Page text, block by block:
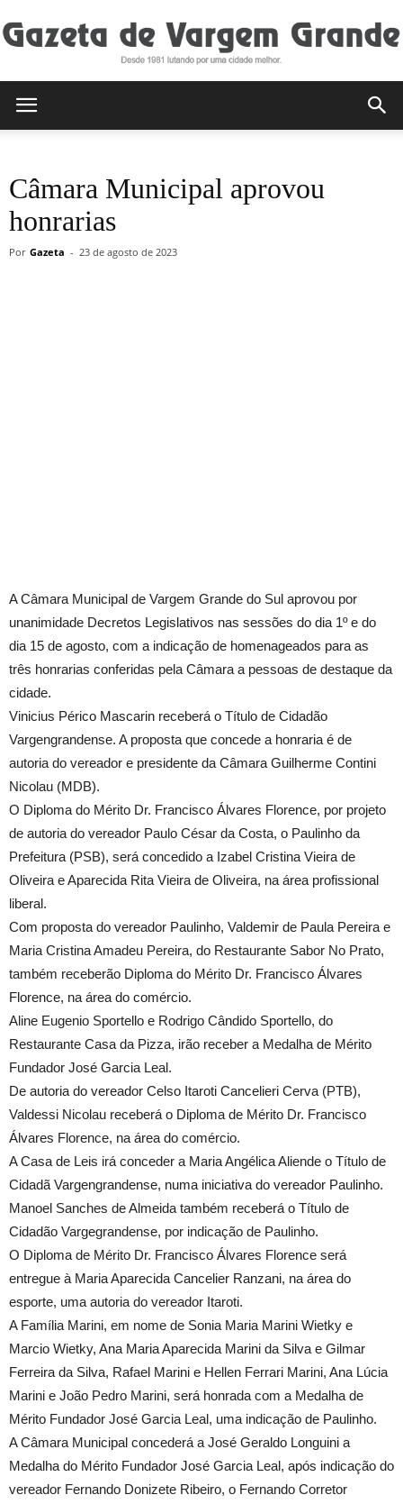
de
Câmara Municipal aprovou
honrarias
Por Gazeta - 23 de agosto de 2023
A Câmara Municipal de Vargem Grande do Sul aprovou por
unanimidade Decretos Legislativos nas sessões do dia 1º e do
dia 15 de agosto, com a indicação de homenageados para as
três honrarias conferidas pela Câmara a pessoas de destaque da
cidade.
Vinicius Périco Mascarin receberá o Título de Cidadão
Vargengrandense. A proposta que concede a honraria é de
autoria do vereador e presidente da Câmara Guilherme Contini
Nicolau (MDB).
O Diploma do Mérito Dr. Francisco Álvares Florence, por projeto
de autoria do vereador Paulo César da Costa, o Paulinho da
Prefeitura (PSB), será concedido a Izabel Cristina Vieira de
Oliveira e Aparecida Rita Vieira de Oliveira, na área profissional
liberal.
Com proposta do vereador Paulinho, Valdemir de Paula Pereira e
Maria Cristina Amadeu Pereira, do Restaurante Sabor No Prato,
também receberão Diploma do Mérito Dr. Francisco Álvares
Florence, na área do comércio.
Aline Eugenio Sportello e Rodrigo Cândido Sportello, do
Restaurante Casa da Pizza, irão receber a Medalha de Mérito
Fundador José Garcia Leal.
De autoria do vereador Celso Itaroti Cancelieri Cerva (PTB),
Valdessi Nicolau receberá o Diploma de Mérito Dr. Francisco
Álvares Florence, na área do comércio.
A Casa de Leis irá conceder a Maria Angélica Aliende o Título de
Cidadã Vargengrandense, numa iniciativa do vereador Paulinho.
Manoel Sanches de Almeida também receberá o Título de
Cidadão Vargegrandense, por indicação de Paulinho.
O Diploma de Mérito Dr. Francisco Álvares Florence será
entregue à Maria Aparecida Cancelier Ranzani, na área do
esporte, uma autoria do vereador Itaroti.
A Família Marini, em nome de Sonia Maria Marini Wietky e
Marcio Wietky, Ana Maria Aparecida Marini da Silva e Gilmar
Ferreira da Silva, Rafael Marini e Hellen Ferrari Marini, Ana Lúcia
Marini e João Pedro Marini, será honrada com a Medalha de
Mérito Fundador José Garcia Leal, uma indicação de Paulinho.
A Câmara Municipal concederá a José Geraldo Longuini a
Medalha do Mérito Fundador José Garcia Leal, após indicação do
vereador Fernando Donizete Ribeiro, o Fernando Corretor